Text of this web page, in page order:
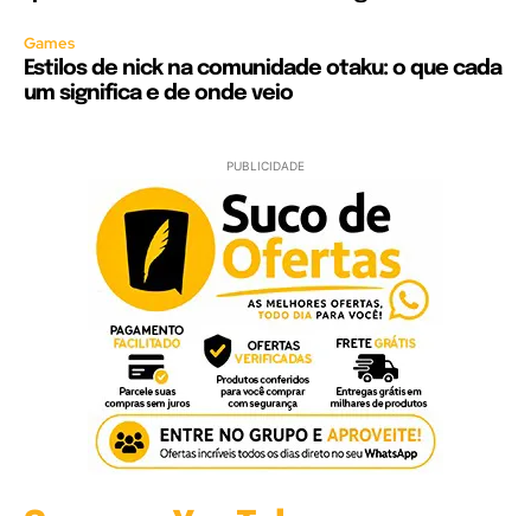
Games
Estilos de nick na comunidade otaku: o que cada
um significa e de onde veio
PUBLICIDADE